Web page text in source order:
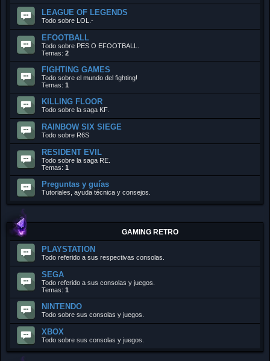
LEAGUE OF LEGENDS
Todo sobre LOL.-
EFOOTBALL
Todo sobre PES O EFOOTBALL.
Temas: 2
FIGHTING GAMES
Todo sobre el mundo del fighting!
Temas: 1
KILLING FLOOR
Todo sobre la saga KF.
RAINBOW SIX SIEGE
Todo sobre R6S
RESIDENT EVIL
Todo sobre la saga RE.
Temas: 1
Preguntas y guías
Tutoriales, ayuda técnica y consejos.
GAMING RETRO
PLAYSTATION
Todo referido a sus respectivas consolas.
SEGA
Todo referido a sus consolas y juegos.
Temas: 1
NINTENDO
Todo sobre sus consolas y juegos.
XBOX
Todo sobre sus consolas y juegos.